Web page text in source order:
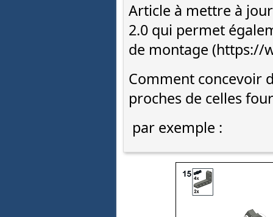
Article à mettre à
2.0 qui permet
de montage (https://
Comment concevoir
proches de celles
par exemple :